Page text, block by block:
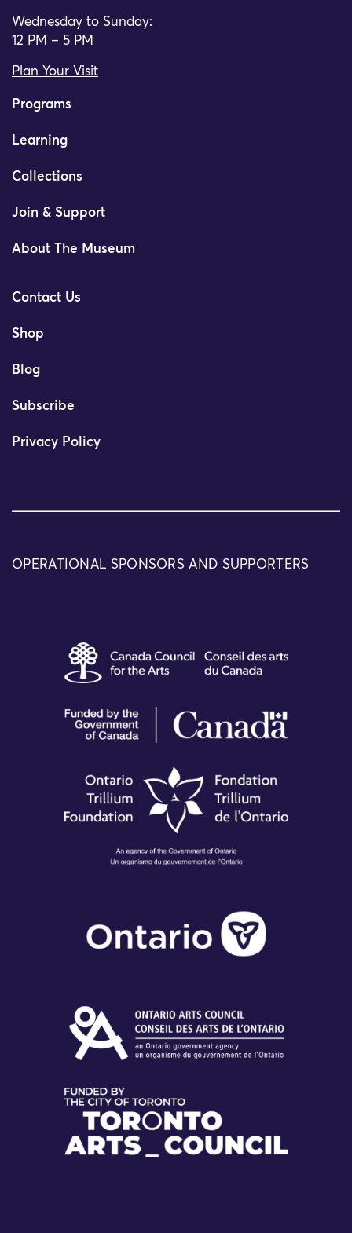
Wednesday to Sunday:
12 PM – 5 PM
Plan Your Visit
Programs
Learning
Collections
Join & Support
About The Museum
Contact Us
Shop
Blog
Subscribe
Privacy Policy
OPERATIONAL SPONSORS AND SUPPORTERS